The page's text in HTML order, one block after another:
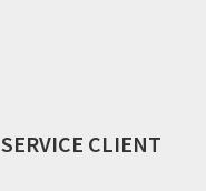
SERVICE CLIENT